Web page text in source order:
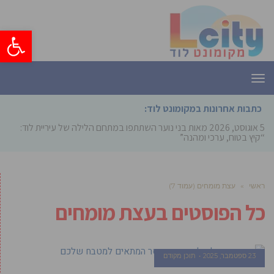
פתח
תפריט
כתבות אחרונות במקומונט לוד:
5 אוגוסט, 2026
מאות בני נוער השתתפו במתחם הלילה של עיריית לוד:
“קיץ בטוח, ערכי ומהנה”
ראשי » עצת מומחים (עמוד 7)
כל הפוסטים בעצת מומחים
23 ספטמבר, 2025 תוכן מקודם